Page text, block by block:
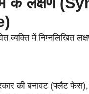
व्यक्ति में निम्नलिखित
की बनावट (फ्लैट फेस),